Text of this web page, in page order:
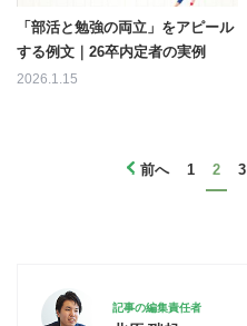
「部活と勉強の両立」をアピール
する例文｜26卒内定者の実例
2026.1.15
前へ 1 2 3
記事の編集責任者